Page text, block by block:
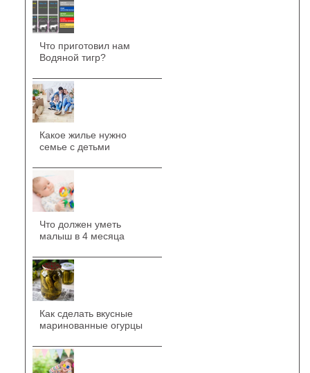
Что приготовил нам
Водяной тигр?
Какое жилье нужно
семье с детьми
Что должен уметь
малыш в 4 месяца
Как сделать вкусные
маринованные огурцы